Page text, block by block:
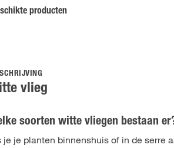
producten
vlieg
soorten witte vliegen bestaan
je je planten binnenshuis of in de serre